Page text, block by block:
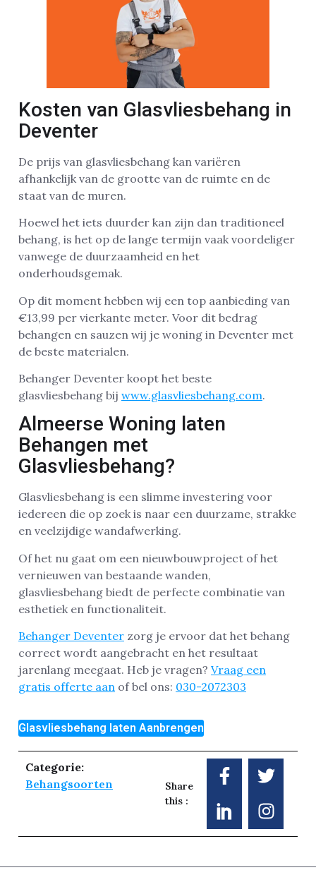
Kosten van Glasvliesbehang in
Deventer
De prijs van glasvliesbehang kan variëren
afhankelijk van de grootte van de ruimte en de
staat van de muren.
Hoewel het iets duurder kan zijn dan traditioneel
behang, is het op de lange termijn vaak voordeliger
vanwege de duurzaamheid en het
onderhoudsgemak.
Op dit moment hebben wij een top aanbieding van
€13,99 per vierkante meter. Voor dit bedrag
behangen en sauzen wij je woning in Deventer met
de beste materialen.
Behanger Deventer koopt het beste
glasvliesbehang bij www.glasvliesbehang.com.
Almeerse Woning laten
Behangen met
Glasvliesbehang?
Glasvliesbehang is een slimme investering voor
iedereen die op zoek is naar een duurzame, strakke
en veelzijdige wandafwerking.
Of het nu gaat om een nieuwbouwproject of het
vernieuwen van bestaande wanden,
glasvliesbehang biedt de perfecte combinatie van
esthetiek en functionaliteit.
Behanger Deventer zorg je ervoor dat het behang
correct wordt aangebracht en het resultaat
jarenlang meegaat. Heb je vragen? Vraag een
gratis offerte aan of bel ons: 030-2072303
Glasvliesbehang laten Aanbrengen
Categorie:
Behangsoorten
Share
this :